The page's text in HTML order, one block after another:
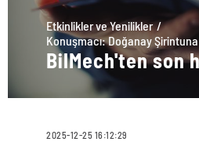
Etkinlikler ve Yenilikler
Konuşmacı: Doğanay Şirintuna
BilMech'ten son
2025-12-25 16:12:29